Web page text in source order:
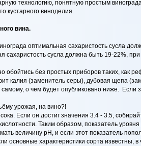
технологию, понятную простым
кустарного виноделия.
вина.
оптимальная сахаристость сусла
сахаристость сусла должна быть 19-22%, при
без простых приборов таких, как
калия (заменитель серы), дубовая щепа
о чём будет опубликовано ниже.
урожая, на вино?!
Если он достиг значения 3.4 - 3.5,
Таким образом, показатель
величину рН, и если этот показатель
основные характеристики сорта известны,